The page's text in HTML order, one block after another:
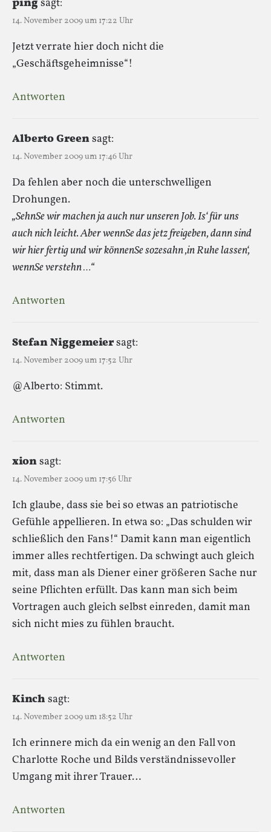
pingsagt:
14. November 2009 um 17:22 Uhr
Jetzt verrate hier doch nicht die
„Geschäftsgeheimnisse“!
Antworten
Alberto Greensagt:
14. November 2009 um 17:46 Uhr
Da fehlen aber noch die unterschwelligen
Drohungen.
„SehnSe wir machen ja auch nur unseren Job. Is‘ für uns
auch nich leicht. Aber wennSe das jetz freigeben, dann sind
wir hier fertig und wir könnenSe sozesahn ‚in Ruhe lassen‘,
wennSe verstehn …“
Antworten
Stefan Niggemeiersagt:
14. November 2009 um 17:52 Uhr
@Alberto: Stimmt.
Antworten
xionsagt:
14. November 2009 um 17:56 Uhr
Ich glaube, dass sie bei so etwas an patriotische
Gefühle appellieren. In etwa so: „Das schulden wir
schließlich den Fans!“ Damit kann man eigentlich
immer alles rechtfertigen. Da schwingt auch gleich
mit, dass man als Diener einer größeren Sache nur
seine Pflichten erfüllt. Das kann man sich beim
Vortragen auch gleich selbst einreden, damit man
sich nicht mies zu fühlen braucht.
Antworten
Kinch sagt:
14. November 2009 um 18:52 Uhr
Ich erinnere mich da ein wenig an den Fall von
Charlotte Roche und Bilds verständnissevoller
Umgang mit ihrer Trauer…
Antworten